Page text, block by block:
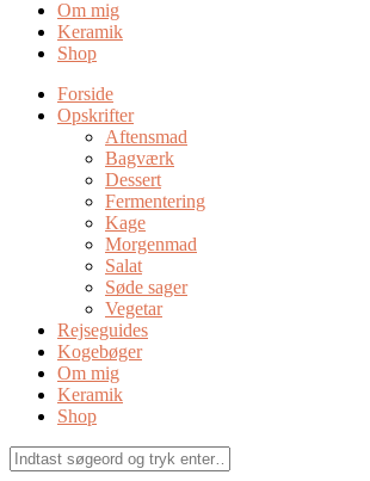
Om mig
Keramik
Shop
Forside
Opskrifter
Aftensmad
Bagværk
Dessert
Fermentering
Kage
Morgenmad
Salat
Søde sager
Vegetar
Rejseguides
Kogebøger
Om mig
Keramik
Shop